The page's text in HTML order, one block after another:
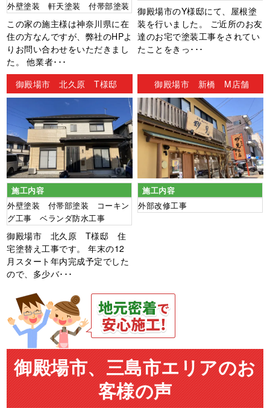
外壁塗装 軒天塗装 付帯部塗装
この家の施主様は神奈川県に在
住の方なんですが、弊社のHPよ
りお問い合わせをいただきまし
た。 他業者･･･
御殿場市のY様邸にて、屋根塗
装を行いました。 ご近所のお友
達のお宅で塗装工事をされてい
たことをきっ･･･
御殿場市 北久原 T様邸
施工内容
外壁塗装 付帯部塗装 コーキン
グ工事 ベランダ防水工事
御殿場市 北久原 T様邸 住
宅塗替え工事です。 年末の12
月スタート年内完成予定でした
ので、多少バ･･･
御殿場市 新橋 M店舗
施工内容
外部改修工事
御殿場市、三島市エリアのお
客様の声